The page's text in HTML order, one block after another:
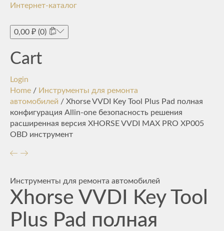
Интернет-каталог
0,00 ₽ (0)
Cart
Login
Home / Инструменты для ремонта
автомобилей / Xhorse VVDI Key Tool Plus Pad полная
конфигурация Allin-one безопасность решения
расширенная версия XHORSE VVDI MAX PRO XP005
OBD инструмент
Инструменты для ремонта автомобилей
Xhorse VVDI Key Tool
Plus Pad полная